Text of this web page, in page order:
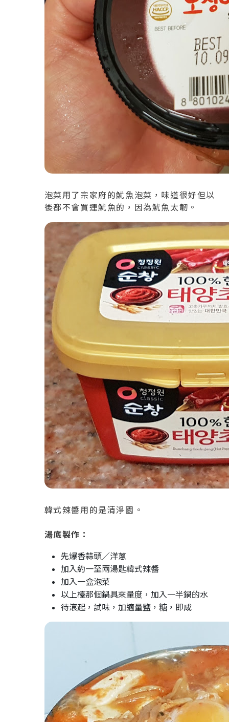
泡菜用了宗家府的魷魚泡菜，味道很好但以
後都不會買連魷魚的，因為魷魚太韌。
韓式辣醬用的是清淨園。
湯底製作：
先爆香蒜頭／洋蔥
加入約一至兩湯匙韓式辣醬
加入一盒泡菜
以上檯那個鍋具來量度，加入一半鍋的水
待滾起，試味，加適量鹽，糖，即成